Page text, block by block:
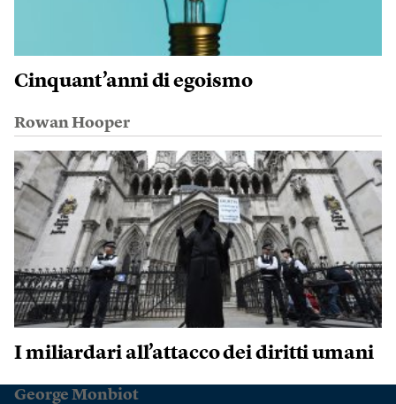
Cinquant’anni di egoismo
Rowan Hooper
I miliardari all’attacco dei diritti umani
George Monbiot